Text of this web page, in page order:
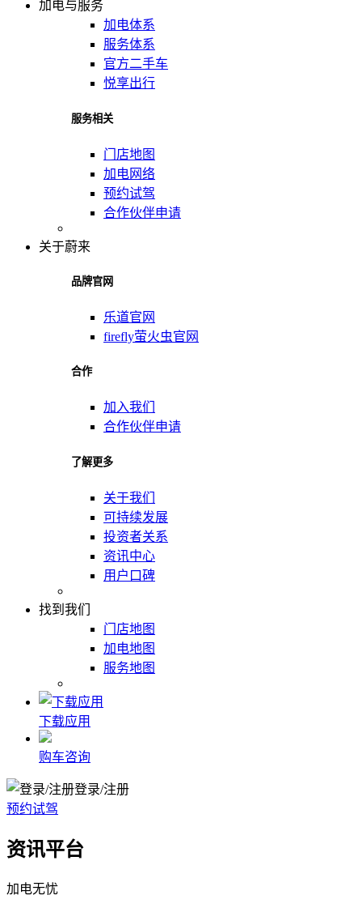
加电与服务
加电体系
服务体系
官方二手车
悦享出行
服务相关
门店地图
加电网络
预约试驾
合作伙伴申请
关于蔚来
品牌官网
乐道官网
firefly萤火虫官网
合作
加入我们
合作伙伴申请
了解更多
关于我们
可持续发展
投资者关系
资讯中心
用户口碑
找到我们
门店地图
加电地图
服务地图
下载应用
购车咨询
登录/注册
预约试驾
资讯平台
加电无忧